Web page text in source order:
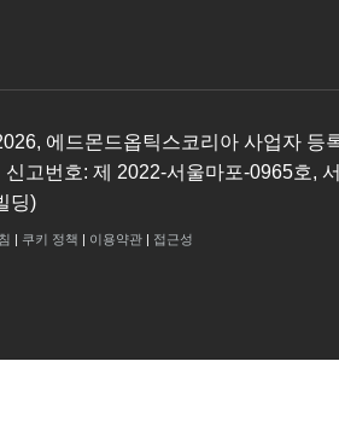
, 에드몬드옵틱스코리아 사업자 등
신고번호: 제 2022-서울마포-0965호,
딩)
| 쿠키 정책 | 이용약관 | 접근성